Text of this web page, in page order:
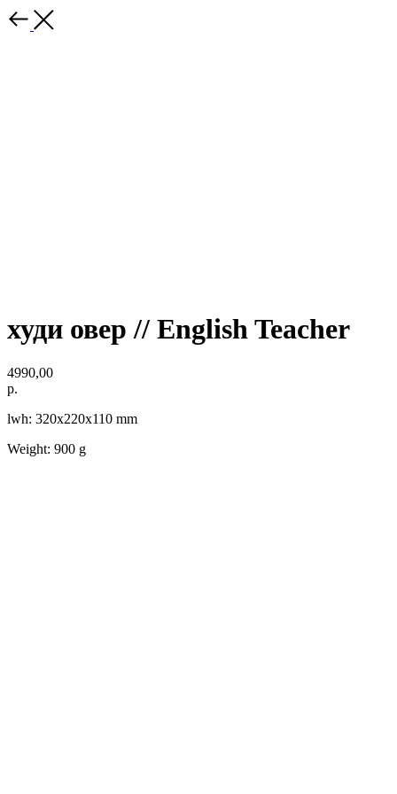
худи овер // English Teacher
4990,00
р.
lwh: 320x220x110 mm
Weight: 900 g